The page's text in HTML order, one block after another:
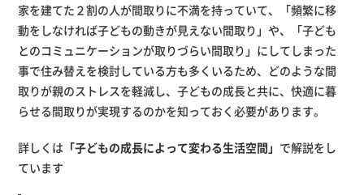
家を建てた２割の人が間取りに不満を持っていて、「頻繁に移
動をしなければ子どもの動きが見えない間取り」や、「子ども
とのコミュニケーションが取りづらい間取り」にしてしまった
事で住み替えを検討している方も多くいるため、どのような間
取りが親のストレスを軽減し、子どもの成長と共に、快適に暮
らせる間取りが実現するのかを知っておく必要があります。
詳しくは 「子どもの成長によって変わる生活空間」 で解説をし
ています